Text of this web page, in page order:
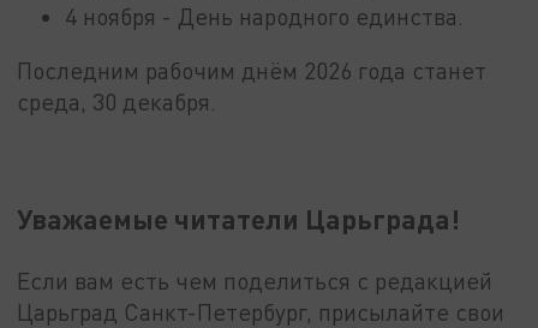
4 ноября - День народного единства.
Последним рабочим днём 2026 года станет
среда, 30 декабря.
Уважаемые читатели Царьграда!
Если вам есть чем поделиться с редакцией
Царьград Санкт-Петербург, присылайте свои